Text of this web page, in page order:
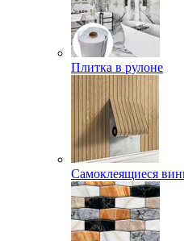
Плитка в рулоне
Самоклеящиеся